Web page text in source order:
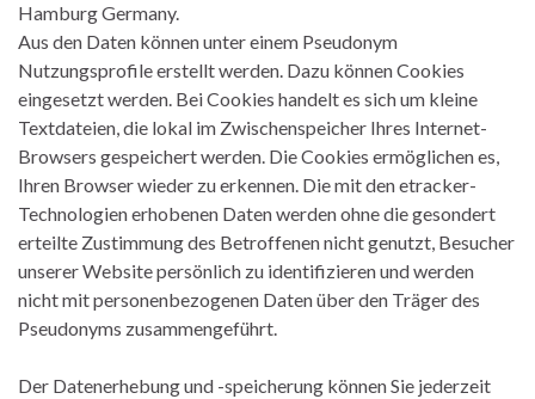
Hamburg Germany.
Aus den Daten können unter einem Pseudonym
Nutzungsprofile erstellt werden. Dazu können Cookies
eingesetzt werden. Bei Cookies handelt es sich um kleine
Textdateien, die lokal im Zwischenspeicher Ihres Internet-
Browsers gespeichert werden. Die Cookies ermöglichen es,
Ihren Browser wieder zu erkennen. Die mit den etracker-
Technologien erhobenen Daten werden ohne die gesondert
erteilte Zustimmung des Betroffenen nicht genutzt, Besucher
unserer Website persönlich zu identifizieren und werden
nicht mit personenbezogenen Daten über den Träger des
Pseudonyms zusammengeführt.
Der Datenerhebung und -speicherung können Sie jederzeit